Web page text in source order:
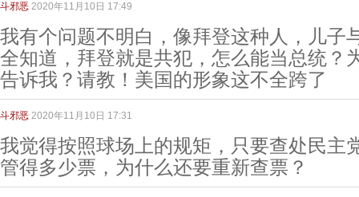
斗邪恶 2020年11月10日 17:49
我有个问题不明白，像拜登这种人，儿子
全知道，拜登就是共犯，怎么能当总统？
告诉我？请教！美国的形象这不全跨了
斗邪恶 2020年11月10日 17:31
我觉得按照球场上的规矩，只要查处民主
管得多少票，为什么还要重新查票？